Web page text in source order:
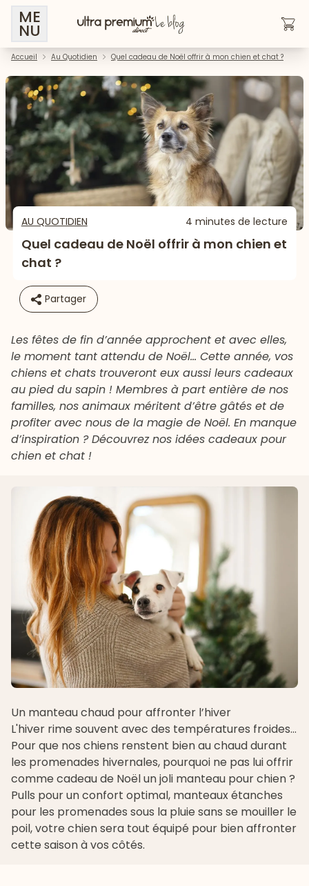
ME
NU
Accueil Au Quotidien Quel cadeau de Noël offrir à mon chien et chat ?
AU QUOTIDIEN 4 minutes de lecture
Quel cadeau de Noël offrir à mon chien et
chat ?
Partager
Les fêtes de fin d’année approchent et avec elles,
le moment tant attendu de Noël… Cette année, vos
chiens et chats trouveront eux aussi leurs cadeaux
au pied du sapin ! Membres à part entière de nos
familles, nos animaux méritent d’être gâtés et de
profiter avec nous de la magie de Noël. En manque
d’inspiration ? Découvrez nos idées cadeaux pour
chien et chat !
Un manteau chaud pour affronter l’hiver
L'hiver rime souvent avec des températures froides…
Pour que nos chiens renstent bien au chaud durant
les promenades hivernales, pourquoi ne pas lui offrir
comme cadeau de Noëlun joli manteau pour chien ?
Pulls pour un confort optimal, manteaux étanches
pour les promenades sous la pluie sans se mouiller le
poil, votre chien sera tout équipé pour bien affronter
cette saison à vos côtés.